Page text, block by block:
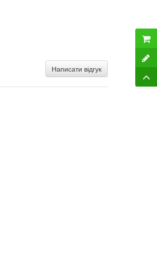
Написати відгук